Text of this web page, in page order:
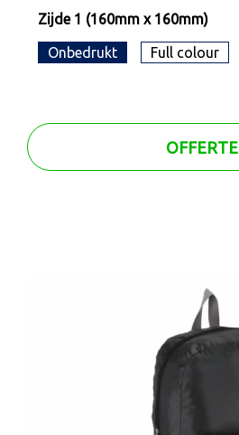
Zijde 1 (160mm x 160mm)
Onbedrukt Full colour
OFFERTE